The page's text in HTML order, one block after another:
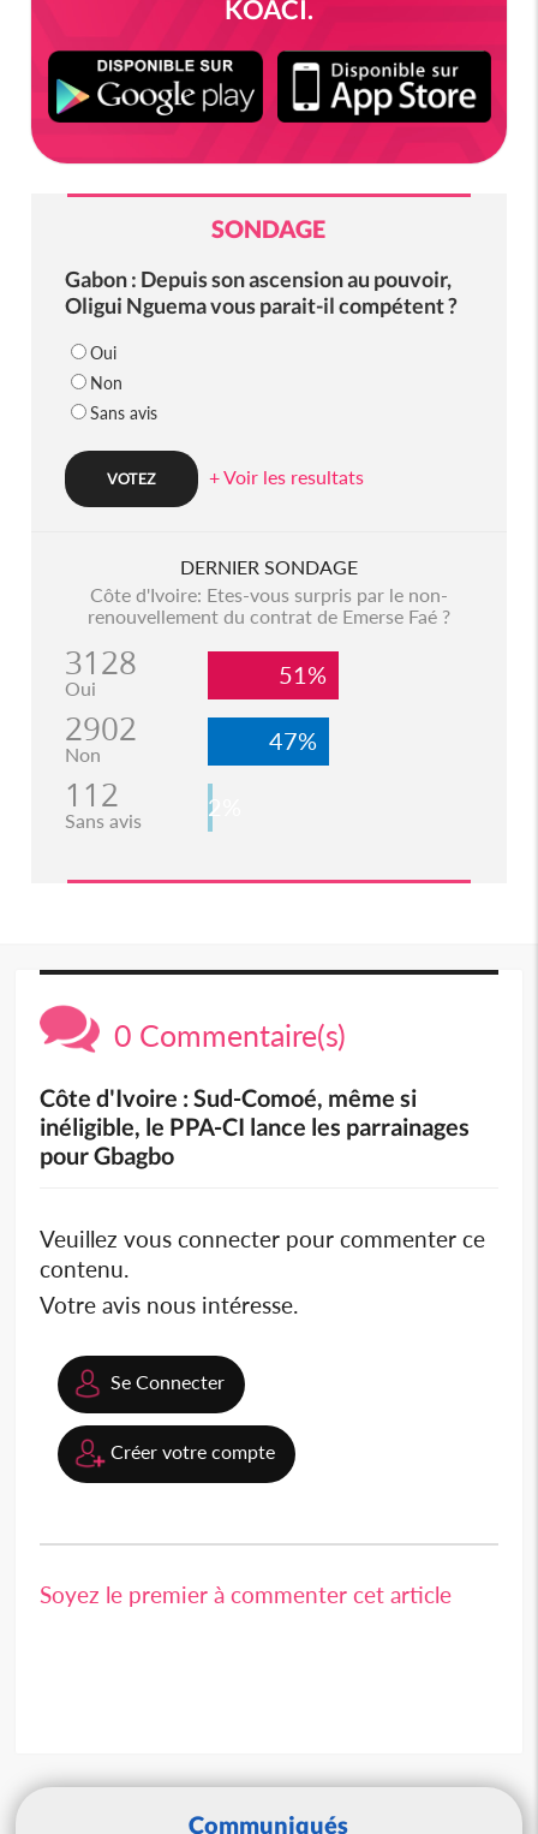
KOACI.
SONDAGE
Gabon : Depuis son ascension au pouvoir,
Oligui Nguema vous parait-il compétent ?
Oui
Non
Sans avis
+ Voir les resultats
DERNIER SONDAGE
Côte d'Ivoire: Etes-vous surpris par le non-
renouvellement du contrat de Emerse Faé ?
3128
Oui 51%
2902
Non 47%
112
Sans avis 2%
0 Commentaire(s)
Côte d'Ivoire : Sud-Comoé, même si
inéligible, le PPA-CI lance les parrainages
pour Gbagbo
Veuillez vous connecter pour commenter ce
contenu.
Votre avis nous intéresse.
Se Connecter
Créer votre compte
Soyez le premier à commenter cet article
Communiqués